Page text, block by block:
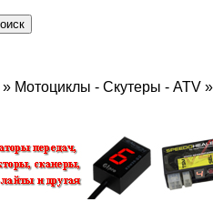
» Мотоциклы - Скутеры - ATV »